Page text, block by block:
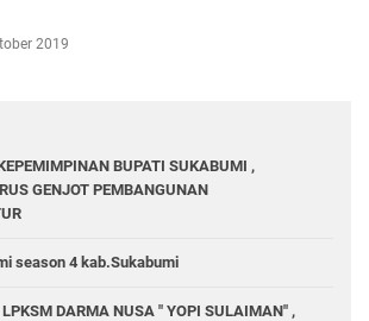
2019
BUPATI SUKABUMI ,
GENJOT PEMBANGUNAN
season 4 kab.Sukabumi
DARMA NUSA " YOPI SULAIMAN" ,